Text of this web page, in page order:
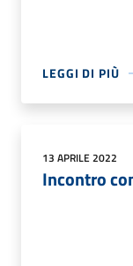
LEGGI DI PIÙ
13 APRILE 2022
Incontro